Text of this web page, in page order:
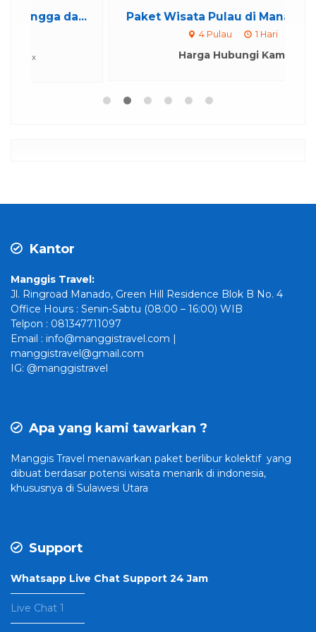
Paket Wisata Pulau di Manado 202...
1 Hari
Harga Hubungi Kami
Kantor
Manggis Travel:
Jl. Ringroad Manado, Green Hill Residence Blok B No. 4
Office Hours : Senin-Sabtu (08:00 – 16:00) WIB
Telpon : 081347711097
Email : info@manggistravel.com |
manggistravel@gmail.com
IG: @manggistravel
Apa yang kami tawarkan ?
Manggis Travel menawarkan paket berlibur kolektif yang
dibuat berdasar potensi wisata menarik di indonesia,
khususnya di Sulawesi Utara
Support
Whatsapp Live Chat Support 24 Jam
———————–
Live Chat 1
———————–